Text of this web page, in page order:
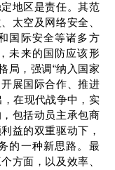
地区是责任。其范
太空及网络安全、
国际安全等诸多方
未来的国防应该形
局，强调“纳入国家
展国际合作、推进
在现代战争中，实
包括动员主承包商
益的双重驱动下，
的一种新思路。最
方面，以及效率、